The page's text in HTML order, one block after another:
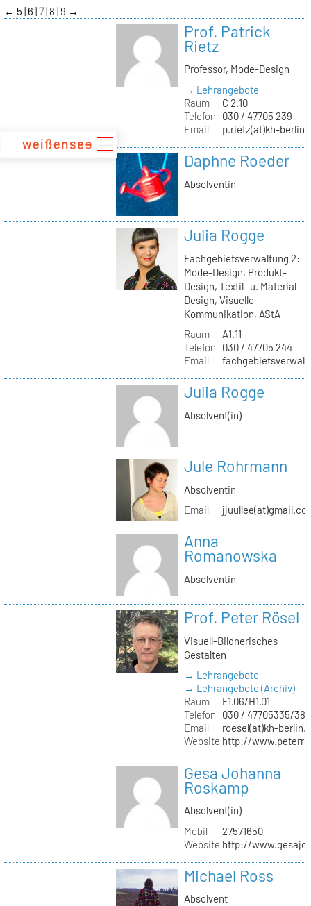
zum
Inhalt
← 5 6 7 8 9 →
Prof. Patrick
Rietz
Professor, Mode-Design
→ Lehrangebote
Raum
C 2.10
Telefon
030 / 47705 239
Email
p.rietz(at)kh-
Daphne Roeder
Absolventin
Julia Rogge
Fachgebietsverwaltung 2:
Mode-Design, Produkt-
Design, Textil- u. Material-
Design, Visuelle
Kommunikation, AStA
Raum
A1.11
Telefon
030 / 47705 244
Email
Julia Rogge
Absolvent(in)
Jule Rohrmann
Absolventin
Email
Anna
Romanowska
Absolventin
Prof. Peter Rösel
Visuell-Bildnerisches
Gestalten
→ Lehrangebote
→ Lehrangebote (Archiv)
Raum
F1.06/H1.01
Telefon
030 / 47705335/387
Email
roesel(at)kh-
Website http://
Gesa Johanna
Roskamp
Absolvent(in)
Mobil
27571650
Website http://
Michael Ross
Absolvent